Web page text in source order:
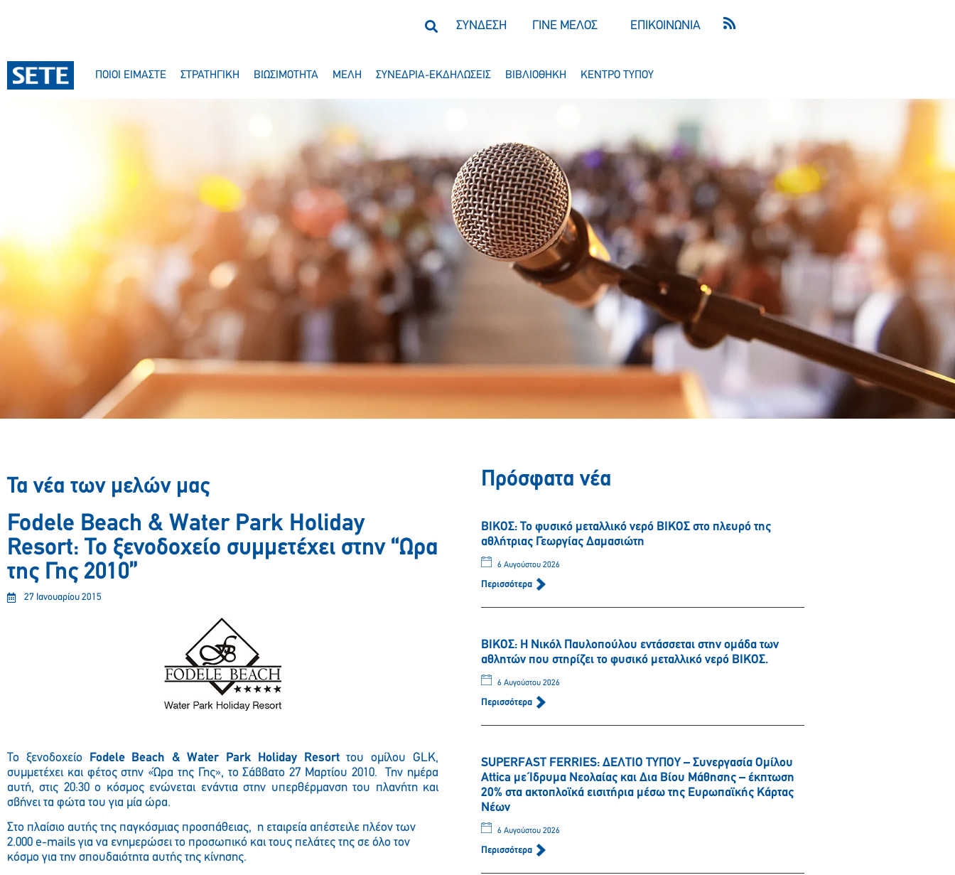
ΣΥΝΔΕΣΗ ΓΙΝΕ ΜΕΛΟΣ ΕΠΙΚΟΙΝΩΝΙΑ
ΠΟΙΟΙ ΕΙΜΑΣΤΕ ΣΤΡΑΤΗΓΙΚΗ ΒΙΩΣΙΜΟΤΗΤΑ ΜΕΛΗ ΣΥΝΕΔΡΙΑ-ΕΚΔΗΛΩΣΕΙΣ ΒΙΒΛΙΟΘΗΚΗ ΚΕΝΤΡΟ ΤΥΠΟΥ
Τα νέα των μελών μας
Fodele Beach & Water Park Holiday
Resort: Το ξενοδοχείο συμμετέχει στην “Ωρα
της Γης 2010”
27 Ιανουαρίου 2015
Το ξενοδοχείο Fodele Beach & Water Park Holiday Resortτου ομίλου GLK,
συμμετέχει και φέτος στην «Ώρα της Γης», το Σάββατο 27 Μαρτίου 2010. Την ημέρα
αυτή, στις 20:30 ο κόσμος ενώνεται ενάντια στην υπερθέρμανση του πλανήτη και
σβήνει τα φώτα του για μία ώρα.
Στο πλαίσιο αυτής της παγκόσμιας προσπάθειας, η εταιρεία απέστειλε πλέον των
2.000 e-mails για να ενημερώσει το προσωπικό και τους πελάτες της σε όλο τον
κόσμο για την σπουδαιότητα αυτής της κίνησης.
Πρόσφατα νέα
ΒΙΚΟΣ: Το φυσικό μεταλλικό νερό ΒΙΚΟΣ στο πλευρό της
αθλήτριας Γεωργίας Δαμασιώτη
6 Αυγούστου 2026
Περισσότερα
ΒΙΚΟΣ: Η Νικόλ Παυλοπούλου εντάσσεται στην ομάδα των
αθλητών που στηρίζει το φυσικό μεταλλικό νερό ΒΙΚΟΣ.
6 Αυγούστου 2026
Περισσότερα
SUPERFAST FERRIES: ΔΕΛΤΙΟ ΤΥΠΟΥ – Συνεργασία Ομίλου
Attica με Ίδρυμα Νεολαίας και Δια Βίου Μάθησης – έκπτωση
20% στα ακτοπλοϊκά εισιτήρια μέσω της Ευρωπαϊκής Κάρτας
Νέων
6 Αυγούστου 2026
Περισσότερα